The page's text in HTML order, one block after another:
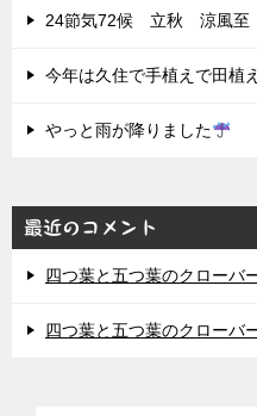
24節気72候 立秋 涼風至
今年は久住で手植えで田植
やっと雨が降りました
最近のコメント
四つ葉と五つ葉のクローバ
四つ葉と五つ葉のクローバ